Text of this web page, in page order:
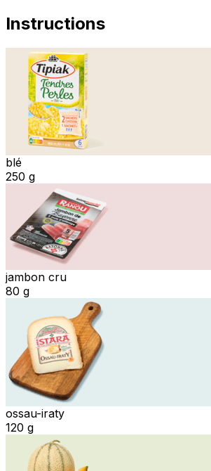
Instructions
blé
250 g
jambon cru
80 g
ossau-iraty
120 g